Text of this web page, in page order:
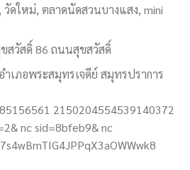
ดใหม่, ตลาดนัดสวนบางแสง, mini
สวัสดิ์ 86 ถนนสุขสวัสดิ์
เภอพระสมุทรเจดีย์ สมุทรปราการ